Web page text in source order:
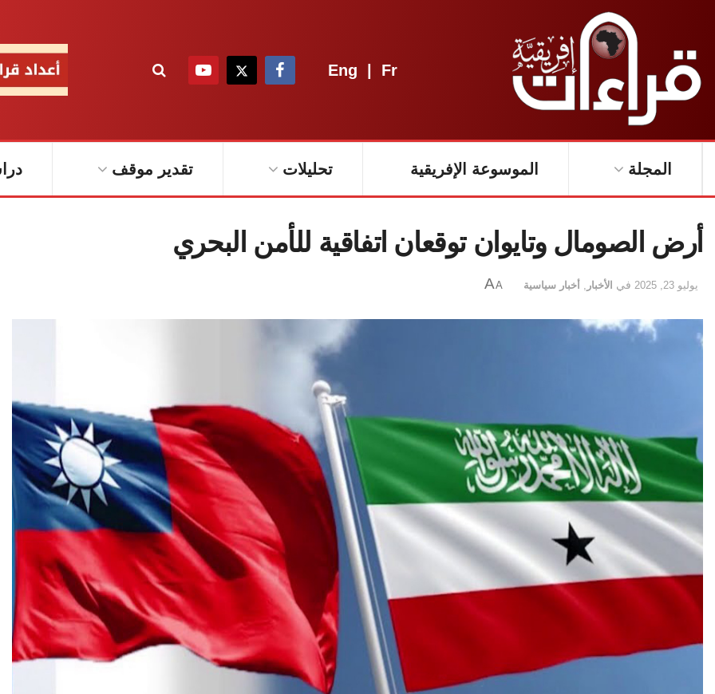
Eng | Fr
المجلة الموسوعة الإفريقية تحليلات تقدير موقف
أرض الصومال وتايوان توقعان اتفاقية للأمن البحري
يوليو 23, 2025 في الأخبار أخبار سياسية A
A